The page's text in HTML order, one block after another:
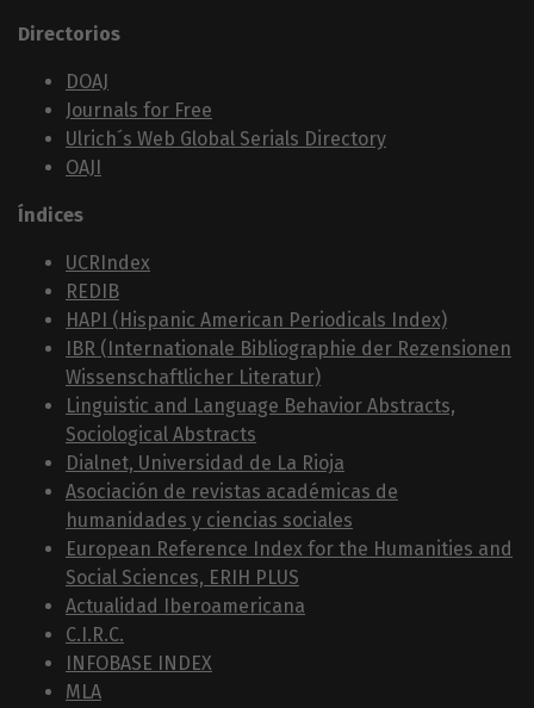
Directorios
DOAJ
Journals for Free
Ulrich´s Web Global Serials Directory
OAJI
Índices
UCRIndex
REDIB
HAPI (Hispanic American Periodicals Index)
IBR (Internationale Bibliographie der Rezensionen
Wissenschaftlicher Literatur)
Linguistic and Language Behavior Abstracts,
Sociological Abstracts
Dialnet, Universidad de La Rioja
Asociación de revistas académicas de
humanidades y ciencias sociales
European Reference Index for the Humanities and
Social Sciences, ERIH PLUS
Actualidad Iberoamericana
C.I.R.C.
INFOBASE INDEX
MLA